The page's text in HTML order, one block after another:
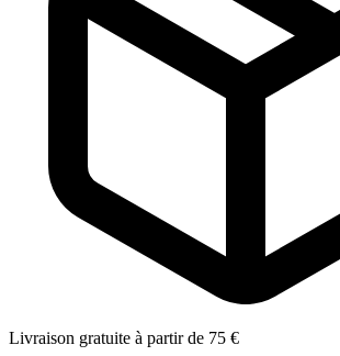
Livraison gratuite à partir de 75 €